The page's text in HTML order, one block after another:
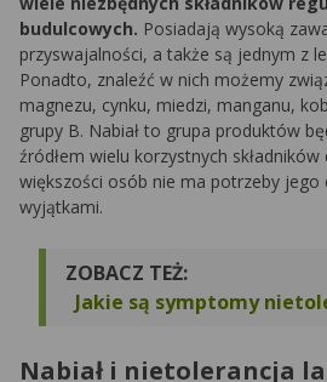
budulcowych. Posiadają wysoką
przyswajalności, a także są jednym z
Ponadto, znaleźć w nich możemy
magnezu, cynku, miedzi, manganu,
grupy B. Nabiał to grupa produktów
źródłem wielu korzystnych
większości osób nie ma potrzeby jego
wyjątkami.
ZOBACZ TEŻ:
Jakie są symptomy
Nabiał i nietolerancja